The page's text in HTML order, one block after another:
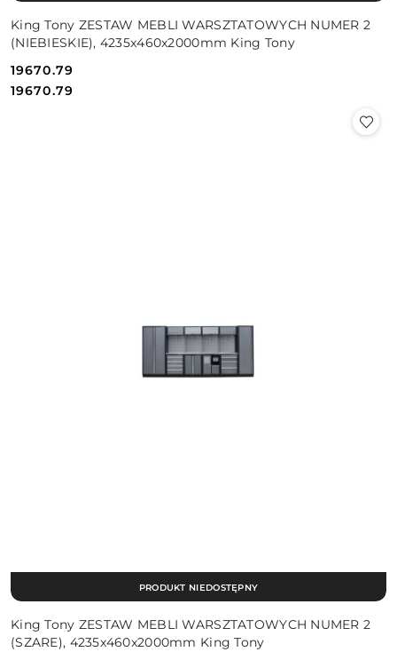
King Tony ZESTAW MEBLI WARSZTATOWYCH NUMER 2
(NIEBIESKIE), 4235x460x2000mm King Tony
Cena:
19670.79
Cena:
19670.79
King Tony ZESTAW MEBLI WARSZTATOWYCH NUMER 2
(SZARE), 4235x460x2000mm King Tony
PRODUKT NIEDOSTĘPNY